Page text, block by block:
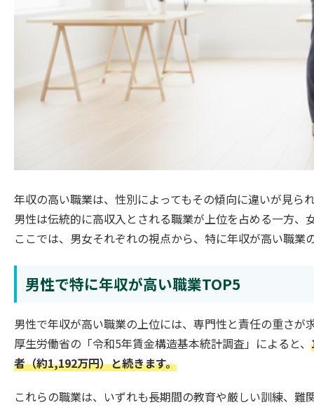
年収の高い職業は、性別によってもその傾向に違いが見ら
男性は伝統的に高収入とされる職業が上位を占める一方、
ここでは、男女それぞれの視点から、特に年収が高い職業
男性で特に年収が高い職業TOP5
男性で年収が高い職業の上位には、専門性と責任の重さが
厚生労働省の「令和5年賃金構造基本統計調査」によると、
者（約1,192万円）と続きます。
これらの職業は、いずれも長期間の教育や厳しい訓練、難